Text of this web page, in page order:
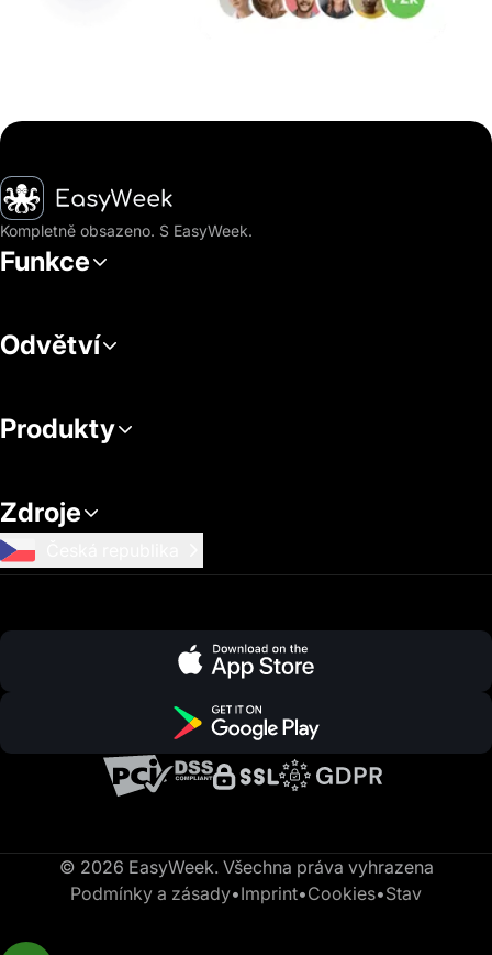
Hlavní stránka
Kompletně obsazeno. S EasyWeek.
Funkce
Odvětví
Produkty
Zdroje
© 2026 EasyWeek. Všechna práva vyhrazena
Podmínky a zásady•Imprint•Cookies•Stav